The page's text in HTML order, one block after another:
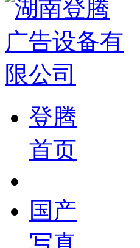
登腾
首页
国产